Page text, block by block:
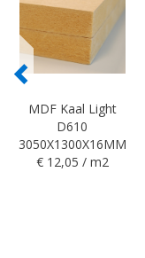
MDF Kaal Light
D610
3050X1300X16MM
€ 12,05 / m2